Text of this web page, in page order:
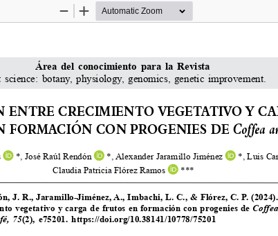
Zoom
Zoom
J. R., Jaramillo-Jiménez, A., Imbachi, L. C., & Flórez, C. P. (2024).
vegetativo y carga de frutos en formación con progenies de Coffea
75(2),  e75201.  https://doi.org/10.38141/10778/75201
ENTRE CRECIMIENTO VEGETATIVO Y
FORMACIÓN CON PROGENIES DE Coffea
*, José Raúl Rendón *, Alexander Jaramillo Jiménez *, Luis
Claudia Patricia Flórez Ramos
***
Área  del  conocimiento  para  la  Revista
science: botany, physiology, genomics, genetic improvement.